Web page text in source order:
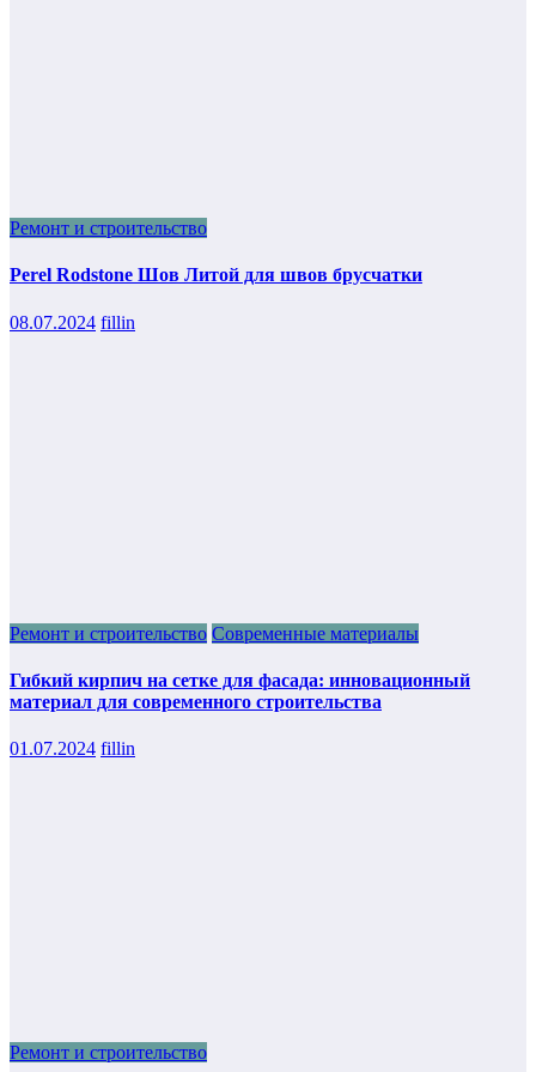
Ремонт и строительство
Perel Rodstone Шов Литой для швов брусчатки
08.07.2024 fillin
Ремонт и строительство Современные материалы
Гибкий кирпич на сетке для фасада: инновационный
материал для современного строительства
01.07.2024 fillin
Ремонт и строительство